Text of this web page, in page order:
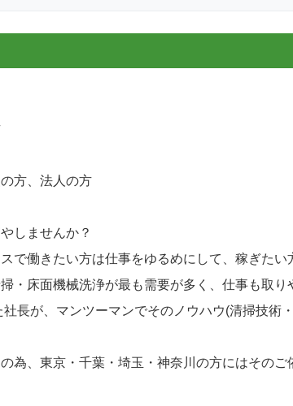
方、法人の方
しませんか？
で働きたい方は仕事をゆるめにして、稼ぎたい
・床面機械洗浄が最も需要が多く、仕事も取り
長が、マンツーマンでそのノウハウ(清掃技術
為、東京・千葉・埼玉・神奈川の方にはその